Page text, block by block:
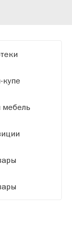
мебель